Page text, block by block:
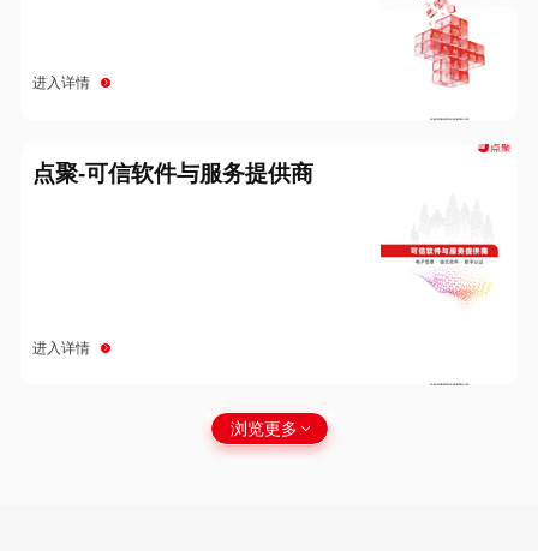
进入详情
点聚-可信软件与服务提供商
进入详情
浏览更多